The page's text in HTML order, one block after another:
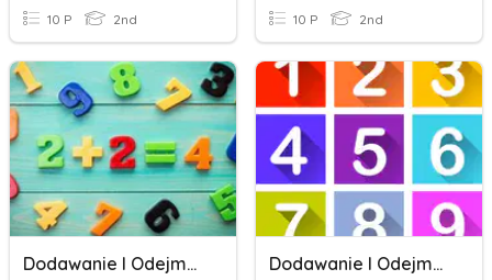
10 P 2nd 10 P 2nd
Dodawanie I Odejmowanie Dodawanie I Odejmowanie